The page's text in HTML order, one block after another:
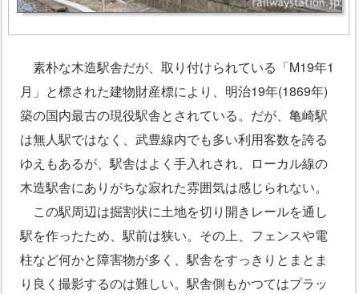
素朴な木造駅舎だが、取り付けられている「M19年1
月」と標された建物財産標により、明治19年(1869年)
築の国内最古の現役駅舎とされている。だが、亀崎駅
は無人駅ではなく、武豊線内でも多い利用客数を誇る
ゆえもあるが、駅舎はよく手入れされ、ローカル線の
木造駅舎にありがちな寂れた雰囲気は感じられない。
この駅周辺は掘割状に土地を切り開きレールを通し
駅を作ったため、駅前は狭い。その上、フェンスや電
柱など何かと障害物が多く、駅舎をすっきりとまとま
り良く撮影するのは難しい。駅舎側もかつてはプラッ